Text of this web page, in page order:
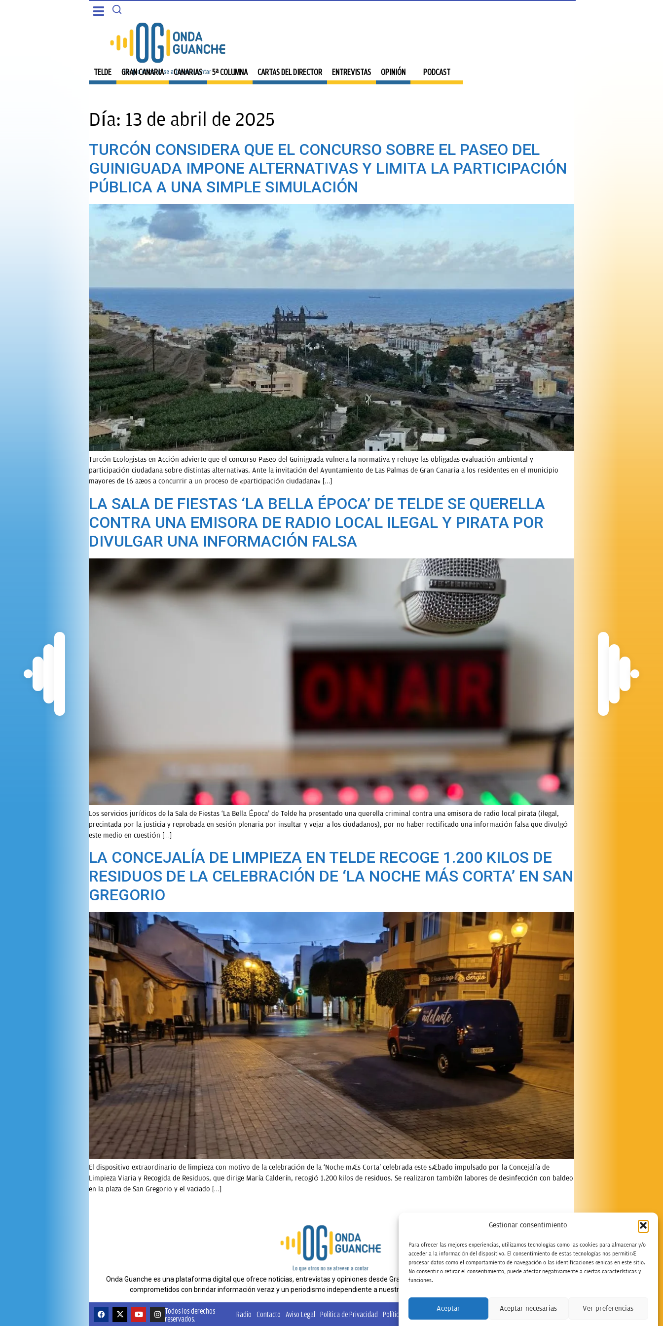
Gestionar consentimiento
Para ofrecer las mejores experiencias, utilizamos tecnologías como las cookies para almacenar y/o
acceder a la información del dispositivo. El consentimiento de estas tecnologías nos permitirá
procesar datos como el comportamiento de navegación o las identificaciones únicas en este sitio.
No consentir o retirar el consentimiento, puede afectar negativamente a ciertas características y
funciones.
Aceptar Aceptar necesarias Ver preferencias
PORTADA
CANARIAS
5ª COLUMNA
CARTAS DEL DIRECTOR
ENTREVISTAS
TELDE GRAN CANARIA CANARIAS 5ª COLUMNA CARTAS DEL DIRECTOR ENTREVISTAS OPINIÓN PODCAST
5ª COLUMNA
CARTAS DEL DIRECTOR
PROGRAMAS
Día: 13 de abril de 2025
TURCÓN CONSIDERA QUE EL CONCURSO SOBRE EL PASEO DEL
GUINIGUADA IMPONE ALTERNATIVAS Y LIMITA LA PARTICIPACIÓN
PÚBLICA A UNA SIMPLE SIMULACIÓN
Turcón Ecologistas en Acción advierte que el concurso Paseo del Guiniguada vulnera la normativa y rehuye las obligadas evaluación ambiental y
participación ciudadana sobre distintas alternativas. Ante la invitación del Ayuntamiento de Las Palmas de Gran Canaria a los residentes en el municipio
mayores de 16 años a concurrir a un proceso de «participación ciudadana» […]
LA SALA DE FIESTAS ‘LA BELLA ÉPOCA’ DE TELDE SE QUERELLA
CONTRA UNA EMISORA DE RADIO LOCAL ILEGAL Y PIRATA POR
DIVULGAR UNA INFORMACIÓN FALSA
Los servicios jurídicos de la Sala de Fiestas ‘La Bella Época’ de Telde ha presentado una querella criminal contra una emisora de radio local pirata (ilegal,
precintada por la justicia y reprobada en sesión plenaria por insultar y vejar a los ciudadanos), por no haber rectificado una información falsa que divulgó
este medio en cuestión […]
LA CONCEJALÍA DE LIMPIEZA EN TELDE RECOGE 1.200 KILOS DE
RESIDUOS DE LA CELEBRACIÓN DE ‘LA NOCHE MÁS CORTA’ EN SAN
GREGORIO
El dispositivo extraordinario de limpieza con motivo de la celebración de la ‘Noche más Corta’ celebrada este sábado impulsado por la Concejalía de
Limpieza Viaria y Recogida de Residuos, que dirige María Calderín, recogió 1.200 kilos de residuos. Se realizaron también labores de desinfección con baldeo
en la plaza de San Gregorio y el vaciado […]
Onda Guanche es una plataforma digital que ofrece noticias, entrevistas y opiniones desde Gran Canaria. Estamos
comprometidos con brindar información veraz y un periodismo independiente a nuestra audiencia.
Todos los derechos
reservados.
Radio Contacto Aviso Legal Política de Privacidad Política de cookies Tarifas Publicidad